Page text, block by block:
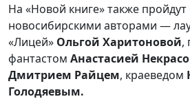
На «Новой книге» также пройдут
новосибирскими авторами —
«Лицей» Ольгой Харитоновой,
фантастом Анастасией
Дмитрием Райцем, краеведом
Голодяевым.